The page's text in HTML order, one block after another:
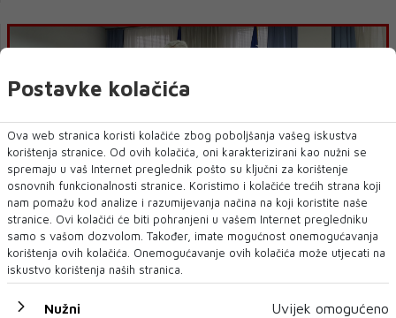
Zajednička izjava Borrella i Várhelyija o sporazumu
Čović - Izetbegović
Postavke kolačića
Ova web stranica koristi kolačiće zbog poboljšanja vašeg iskustva
korištenja stranice. Od ovih kolačića, oni karakterizirani kao nužni se
spremaju u vaš Internet preglednik pošto su ključni za korištenje
osnovnih funkcionalnosti stranice. Koristimo i kolačiće trećih strana koji
nam pomažu kod analize i razumijevanja načina na koji koristite naše
stranice. Ovi kolačići će biti pohranjeni u vašem Internet pregledniku
samo s vašom dozvolom. Također, imate mogućnost onemogućavanja
korištenja ovih kolačića. Onemogućavanje ovih kolačića može utjecati na
iskustvo korištenja naših stranica.
Nužni Uvijek omogućeno